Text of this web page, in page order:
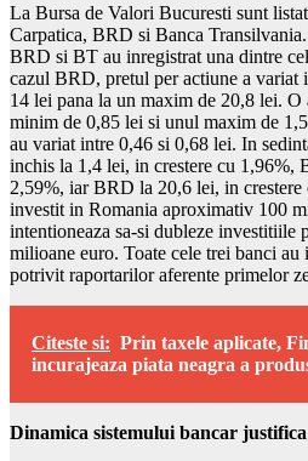
La Bursa de Valori Bucuresti sunt
Carpatica, BRD si Banca
BRD si BT au inregistrat una dintre
cazul BRD, pretul per actiune a
14 lei pana la un maxim de 20,8 lei.
minim de 0,85 lei si unul maxim de
au variat intre 0,46 si 0,68 lei. In
inchis la 1,4 lei, in crestere cu 1,96%,
2,59%, iar BRD la 20,6 lei, in crestere
investit in Romania aproximativ 100
intentioneaza sa-si dubleze investitiile
milioane euro. Toate cele trei banci
potrivit raportarilor aferente primelor
Citeste si: Prin taxele aplicate,
incurajeaza piata neagra a
Dinamica sistemului bancar